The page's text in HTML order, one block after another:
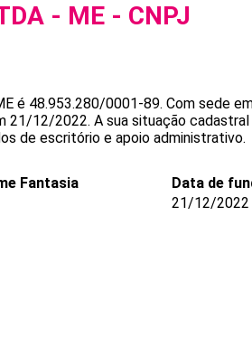
- ME - CNPJ
é 48.953.280/0001-89. Com sede
21/12/2022. A sua situação cadastral
de escritório e apoio administrativo.
Fantasia
Data de
21/12/2022